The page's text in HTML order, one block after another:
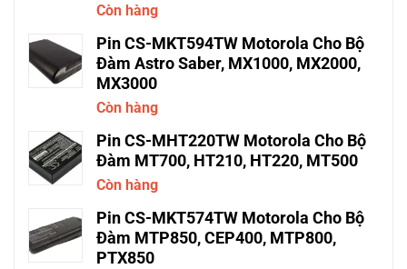
Còn hàng
Pin CS-MKT594TW Motorola Cho Bộ
Đàm Astro Saber, MX1000, MX2000,
MX3000
Còn hàng
Pin CS-MHT220TW Motorola Cho Bộ
Đàm MT700, HT210, HT220, MT500
Còn hàng
Pin CS-MKT574TW Motorola Cho Bộ
Đàm MTP850, CEP400, MTP800,
PTX850